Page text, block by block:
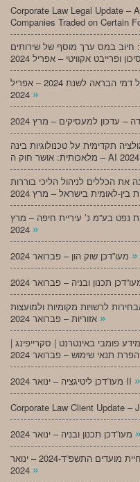
Corporate Law Legal Update –
Companies Traded on Certain
חיוב במס ערך מוסף של שירותים
מעו”דכן יחסי עבודה – הקפאה והפחתה של דמי הבראה לשנת 2024 – אפריל
»
תקדימית על טכנולוגיות בינה
את הכללים לניהול הליכי בוררות
נפט בע”מ נ’ עיריית חיפה – מרץ
»
»
לרשויות מקומיות ולמועצות
»
פומבי באינטרנט | סקרייפינג |
מעו”דכן ליטיגציה – ינואר 2024 II »
Corporate Law Client Update –
»
מעו”דכן רגולציה – צו הארכת תקופות ודחיית מועדים התשפ”ד-2024 – ינואר
»